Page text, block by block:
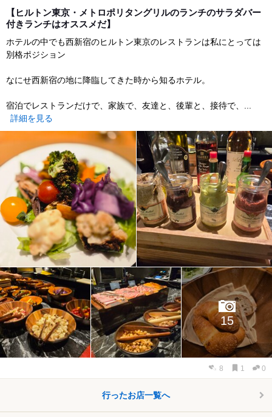
【ヒルトン東京・メトロポリタングリルのランチのサラダバー
付きランチはオススメだ】
ホテルの中でも西新宿のヒルトン東京のレストランは私にとっては
別格ポジション
なにせ西新宿の地に降臨してきた時から知るホテル。
宿泊でレストランだけで、家族で、友達と、後輩と、接待で、...
詳細を見る
15
8 1 0
行ったお店一覧へ